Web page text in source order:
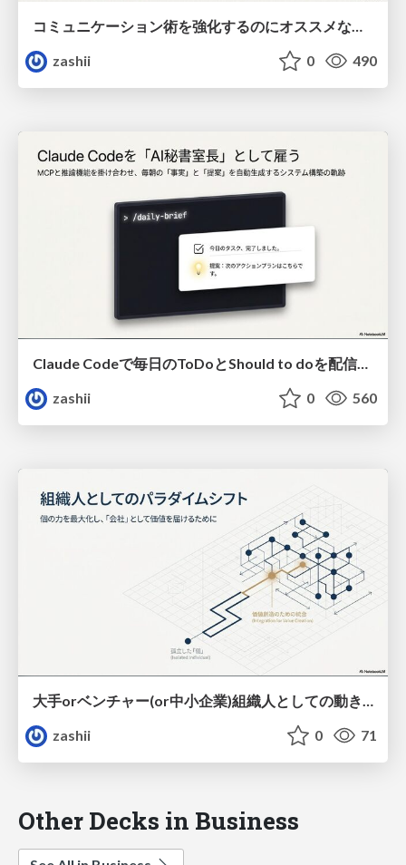
zashii
0 490
Claude Codeで毎日のToDoとShould to doを配信させる方法
zashii
0 560
大手orベンチャー(or中小企業)組織人としての動き方
zashii
0 71
Other Decks in Business